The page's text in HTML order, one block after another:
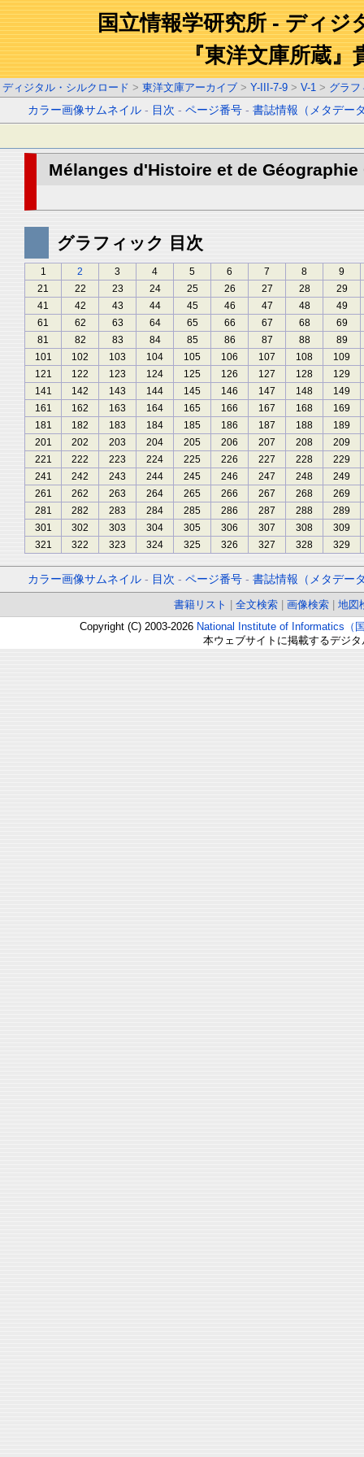
国立情報学研究所 - ディジ
『東洋文庫所蔵』
ディジタル・シルクロード > 東洋文庫アーカイブ > Y-III-7-9 > V-1 > グラフ
カラー画像サムネイル - 目次 -ページ番号 -書誌情報（メタデー
Mélanges d'Histoire et de
グラフィック 目次
1 2 3 4 5 6 7 8
9
21
22 23 24 25 26 27 28
29
41
42 43 44 45 46 47 48
49
61
62 63 64 65 66 67 68
69
81
82 83 84 85 86 87 88
89
101
102 103 104 105 106 107 108
109
121
122 123 124 125 126 127 128
129
141
142 143 144 145 146 147 148
149
161
162 163 164 165 166 167 168
169
181
182 183 184 185 186 187 188
189
201
202 203 204 205 206 207 208
209
221
222 223 224 225 226 227 228
229
241
242 243 244 245 246 247 248
249
261
262 263 264 265 266 267 268
269
281
282 283 284 285 286 287 288
289
301
302 303 304 305 306 307 308
309
321
322 323 324 325 326 327 328 329
カラー画像サムネイル - 目次 -ページ番号 -書誌情報（メタデー
書籍リスト 全文検索 画像検索
地図
Copyright (C) 2003-2026 National Institute of Informatics（
本ウェブサイトに掲載するデジ